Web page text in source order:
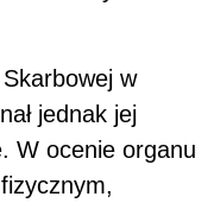
w
jednak jej
W ocenie organu